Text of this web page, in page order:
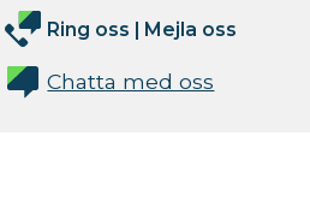
Ring oss | Mejla oss
Chatta med oss